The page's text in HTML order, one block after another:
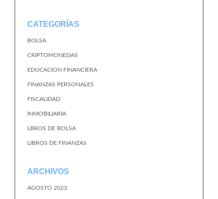
CATEGORÍAS
BOLSA
CRIPTOMONEDAS
EDUCACION FINANCIERA
FINANZAS PERSONALES
FISCALIDAD
INMOBILIARIA
LBROS DE BOLSA
LIBROS DE FINANZAS
ARCHIVOS
AGOSTO 2023